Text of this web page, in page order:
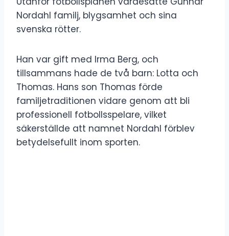
Nordahl familj, blygsamhet och sina
svenska rötter.
Han var gift med Irma Berg, och
tillsammans hade de två barn: Lotta och
Thomas. Hans son Thomas förde
familjetraditionen vidare genom att bli
professionell fotbollsspelare, vilket
säkerställde att namnet Nordahl förblev
betydelsefullt inom sporten.